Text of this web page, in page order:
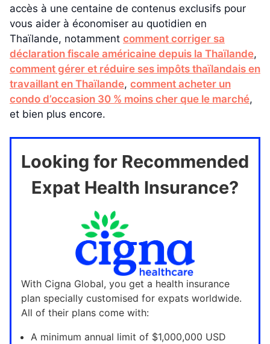
accès à une centaine de contenus exclusifs pour
vous aider à économiser au quotidien en
Thaïlande, notamment comment corriger sa
déclaration fiscale américaine depuis la Thaïlande,
comment gérer et réduire ses impôts thaïlandais en
travaillant en Thaïlande, comment acheter un
condo d’occasion 30 % moins cher que le marché,
et bien plus encore.
Looking for Recommended
Expat Health Insurance?
With Cigna Global, you get a health insurance
plan specially customised for expats worldwide.
All of their plans come with:
A minimum annual limit of $1,000,000 USD